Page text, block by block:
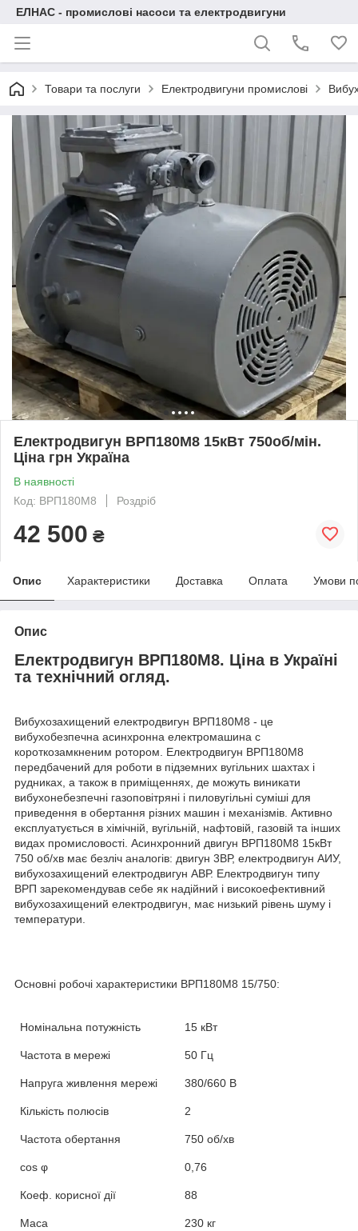
ЕЛНАС - промислові насоси та електродвигуни
Товари та послуги Електродвигуни промислові
Електродвигун ВРП180М8 15кВт 750об/мін.
Ціна грн Україна
В наявності
Код: ВРП180M8
Роздріб
42 500 ₴
Опис Характеристики Доставка Оплата Умови
Опис
Електродвигун ВРП180М8. Ціна в Україні
та технічний огляд.
Вибухозахищений електродвигун ВРП180М8 - це
вибухобезпечна асинхронна електромашина c
короткозамкненим ротором. Електродвигун ВРП180М8
передбачений для роботи в підземних вугільних шахтах і
рудниках, а також в приміщеннях, де можуть виникати
вибухонебезпечні газоповітряні і пиловугільні суміші для
приведення в обертання різних машин і механізмів. Активно
експлуатується в хімічній, вугільній, нафтовій, газовій та інших
видах промисловості. Асинхронний двигун ВРП180М8 15кВт
750 об/хв має безліч аналогів: двигун 3ВР, електродвигун АИУ,
вибухозахищений електродвигун АВР. Електродвигун типу
ВРП зарекомендував себе як надійний і високоефективний
вибухозахищений електродвигун, має низький рівень шуму і
температури.
Основні робочі характеристики ВРП180М8 15/750:
Номінальна потужність 15 кВт
Частота в мережі 50 Гц
Напруга живлення мережі 380/660 В
Кількість полюсів 2
Частота обертання 750 об/хв
cosφ 0,76
Коеф. корисної дії 88
Маса 230 кг